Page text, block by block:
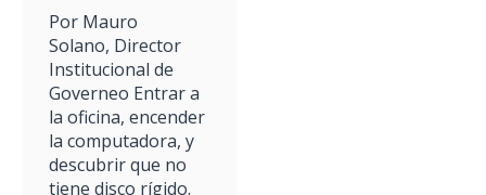
Por Mauro
Solano, Director
Institucional de
Governeo Entrar a
la oficina, encender
la computadora, y
descubrir que no
tiene disco rígido.